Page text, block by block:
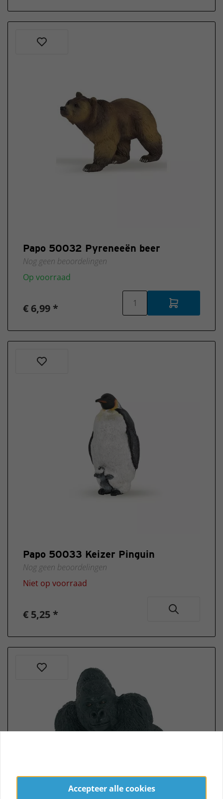
Papo 50032 Pyreneeën beer
Nog geen beoordelingen
Op voorraad
€ 6,99 *
Papo 50033 Keizer Pinguin
Nog geen beoordelingen
Niet op voorraad
€ 5,25 *
Accepteer alle cookies